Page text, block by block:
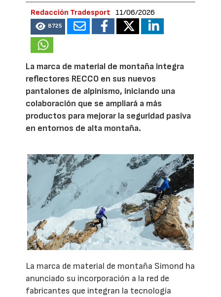
Redacción Tradesport 11/06/2026
8725
La marca de material de montaña integra
reflectores RECCO en sus nuevos
pantalones de alpinismo, iniciando una
colaboración que se ampliará a más
productos para mejorar la seguridad pasiva
en entornos de alta montaña.
La marca de material de montaña Simond ha
anunciado su incorporación a la red de
fabricantes que integran la tecnología